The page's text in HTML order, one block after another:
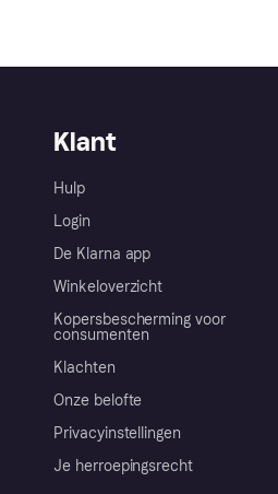
Klant
Hulp
Login
De Klarna app
Winkeloverzicht
Kopersbescherming voor
consumenten
Klachten
Onze belofte
Privacyinstellingen
Je herroepingsrecht